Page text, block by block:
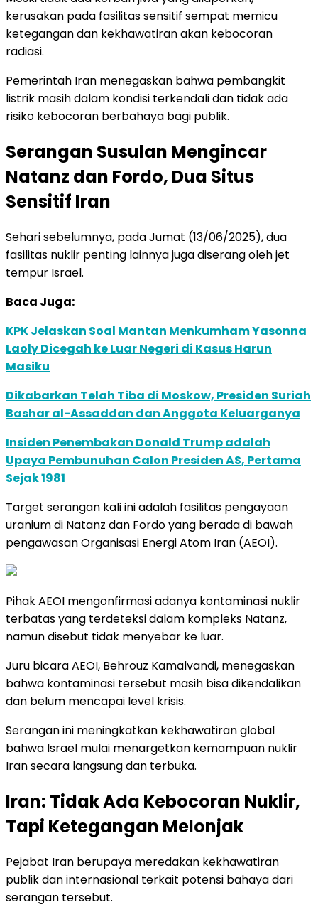
kerusakan pada fasilitas sensitif sempat memicu
ketegangan dan kekhawatiran akan kebocoran
radiasi.
Pemerintah Iran menegaskan bahwa pembangkit
listrik masih dalam kondisi terkendali dan tidak ada
risiko kebocoran berbahaya bagi publik.
Serangan Susulan Mengincar
Natanz dan Fordo, Dua Situs
Sensitif Iran
Sehari sebelumnya, pada Jumat (13/06/2025), dua
fasilitas nuklir penting lainnya juga diserang oleh jet
tempur Israel.
Baca Juga:
KPK Jelaskan Soal Mantan Menkumham Yasonna
Laoly Dicegah ke Luar Negeri di Kasus Harun
Masiku
Dikabarkan Telah Tiba di Moskow, Presiden Suriah
Bashar al-Assaddan dan Anggota Keluarganya
Insiden Penembakan Donald Trump adalah
Upaya Pembunuhan Calon Presiden AS, Pertama
Sejak 1981
Target serangan kali ini adalah fasilitas pengayaan
uranium di Natanz dan Fordo yang berada di bawah
pengawasan Organisasi Energi Atom Iran (AEOI).
Pihak AEOI mengonfirmasi adanya kontaminasi nuklir
terbatas yang terdeteksi dalam kompleks Natanz,
namun disebut tidak menyebar ke luar.
Juru bicara AEOI, Behrouz Kamalvandi, menegaskan
bahwa kontaminasi tersebut masih bisa dikendalikan
dan belum mencapai level krisis.
Serangan ini meningkatkan kekhawatiran global
bahwa Israel mulai menargetkan kemampuan nuklir
Iran secara langsung dan terbuka.
Iran: Tidak Ada Kebocoran Nuklir,
Tapi Ketegangan Melonjak
Pejabat Iran berupaya meredakan kekhawatiran
publik dan internasional terkait potensi bahaya dari
serangan tersebut.